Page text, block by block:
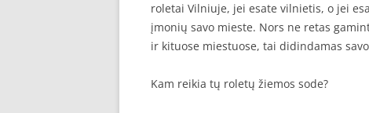
roletai Vilniuje, jei esate vilnietis, o jei
įmonių savo mieste. Nors ne retas
ir kituose miestuose, tai didindamas
Kam reikia tų roletų žiemos sode?